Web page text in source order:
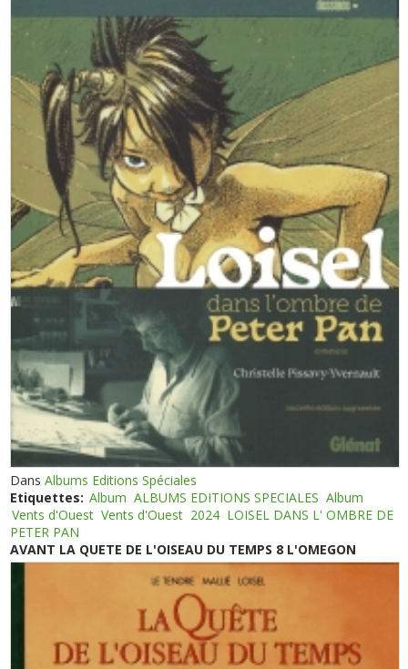
DansAlbums Editions Spéciales
Etiquettes: Album ALBUMS EDITIONS SPECIALES Album
Vents d'Ouest Vents d'Ouest 2024 LOISEL DANS L' OMBRE DE
PETER PAN
AVANT LA QUETE DE L'OISEAU DU TEMPS 8 L'OMEGON